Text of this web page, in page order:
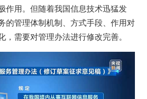
作用。但随着我国信息技术迅猛发
的管理体制机制、方式手段、作用对
，需要对管理办法进行修改完善。